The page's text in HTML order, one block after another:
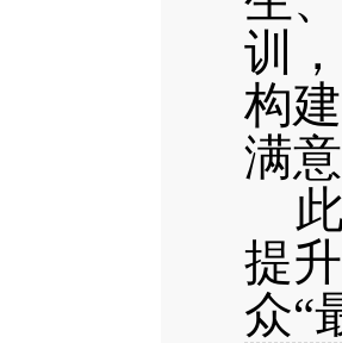
训
构
满
提
众“